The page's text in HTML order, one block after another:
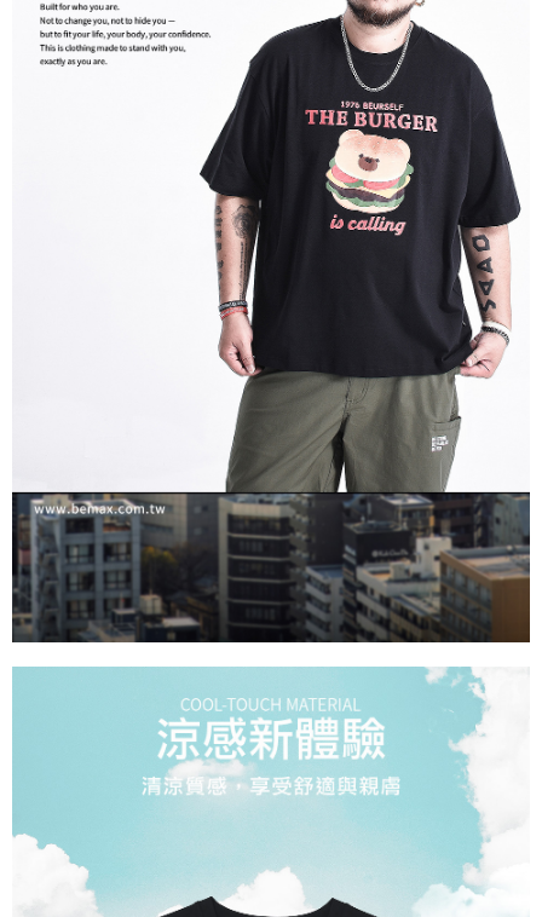
時審查核予不同之上限額度；若仍有額度不足之情形，本公司將視審查結果
請求用戶進行身份認證。
５．嚴禁一人註冊多個帳號或使用他人資訊註冊。若發現惡意使用之情形，
恩沛科技股份有限公司將有權停止該用戶之使用額度並採取法律行動。